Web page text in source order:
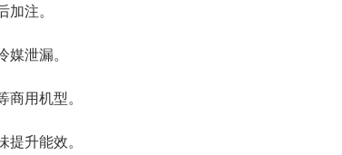
加注。
媒泄漏。
商用机型。
提升能效。